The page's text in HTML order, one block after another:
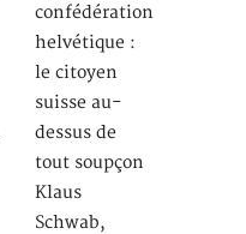
confédération
helvétique :
le citoyen
suisse au-
dessus de
tout soupçon
Klaus
Schwab,